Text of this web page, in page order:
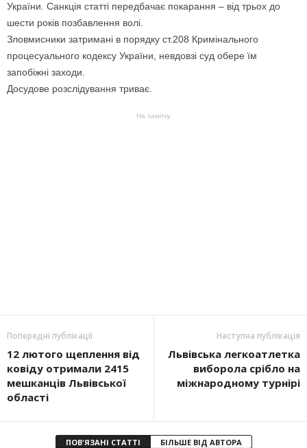
України. Санкція статті передбачає покарання – від трьох до
шести років позбавлення волі.
Зловмисники затримані в порядку ст.208 Кримінального
процесуального кодексу України, невдовзі суд обере їм
запобіжні заходи.
Досудове розслідування триває.
На замітку
Попередні публікації
12 лютого щеплення від
ковіду отримали 2415
мешканців Львівської
області
Наступна публікація
Львівська легкоатлетка
виборола срібло на
міжнародному турнірі
ПОВ'ЯЗАНІ СТАТТІ БІЛЬШЕ ВІД АВТОРА